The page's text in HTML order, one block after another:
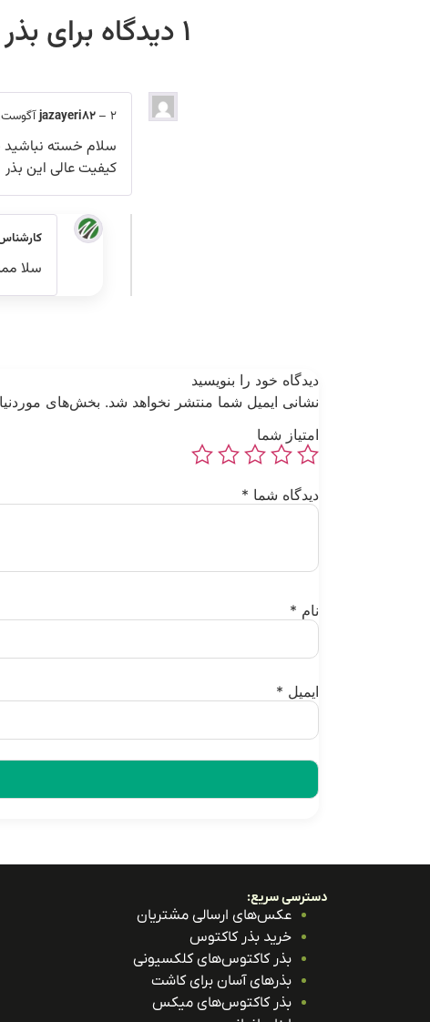
1 دیدگاه برای
jazayeri82– 2 آگوست, 2021
سلام خسته نباشید
کیفیت عالی این بذر
سلا
دیدگاه خود را بنویسید
نشانی ایمیل شما منتشر نخواهد شد. بخش‌های
امتیاز شما
دیدگاه شما *
نام *
ایمیل *
دسترسی سریع:
عکس‌های ارسالی مشتریان
خرید بذر کاکتوس
بذر کاکتوس‌های کلکسیونی
بذرهای آسان برای کاشت
بذر کاکتوس‌های میکس